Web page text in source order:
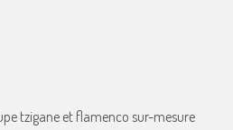
tzigane et flamenco sur-mesure